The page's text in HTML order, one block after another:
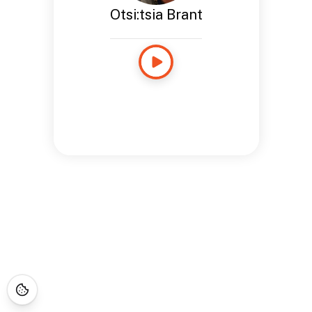
Otsi:tsia Brant